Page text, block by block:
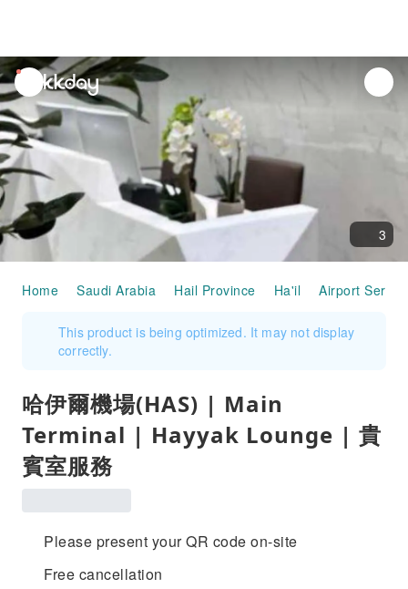
unread
notifications
3
Home Saudi Arabia Hail Province Ha'il Airport
This product is being optimized. It may not display
correctly.
哈伊爾機場(HAS) | Main
Terminal | Hayyak Lounge | 貴
賓室服務
Please present your QR code on-site
Free cancellation